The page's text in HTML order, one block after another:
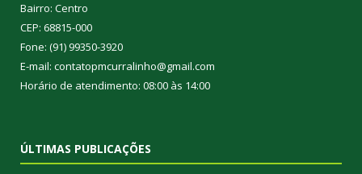
Bairro: Centro
CEP: 68815-000
Fone: (91) 99350-3920
E-mail: contatopmcurralinho@gmail.com
Horário de atendimento: 08:00 às 14:00
ÚLTIMAS PUBLICAÇÕES